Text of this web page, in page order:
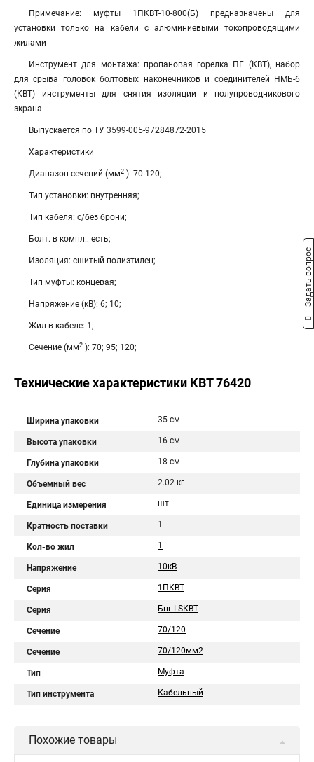
Примечание: муфты 1ПКВТ-10-800(Б) предназначены для
установки только на кабели с алюминиевыми токопроводящими
жилами
Инструмент для монтажа: пропановая горелка ПГ (КВТ), набор
для срыва головок болтовых наконечников и соединителей НМБ-6
(КВТ) инструменты для снятия изоляции и полупроводникового
экрана
Выпускается по ТУ 3599-005-97284872-2015
Характеристики
Диапазон сечений (мм2 ): 70-120;
Тип установки: внутренняя;
Тип кабеля: с/без брони;
Болт. в компл.: есть;
Изоляция: сшитый полиэтилен;
Тип муфты: концевая;
Напряжение (кВ): 6; 10;
Жил в кабеле: 1;
Сечение (мм2 ): 70; 95; 120;
Технические характеристики КВТ 76420
Ширина упаковки 35 см
Высота упаковки 16 см
Глубина упаковки 18 см
Объемный вес 2.02 кг
Единица измерения шт.
Кратность поставки 1
Кол-во жил 1
Напряжение 10кВ
Серия 1ПКВТ
Серия Бнг-LSКВТ
Сечение 70/120
Сечение 70/120мм2
Тип Муфта
Тип инструмента Кабельный
Похожие товары
Задать вопрос